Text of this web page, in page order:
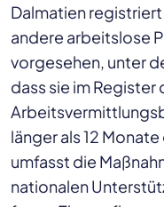
Dalmatien
andere arbeitslose
vorgesehen, unter
dass sie im
länger als 12
umfasst die
nationalen